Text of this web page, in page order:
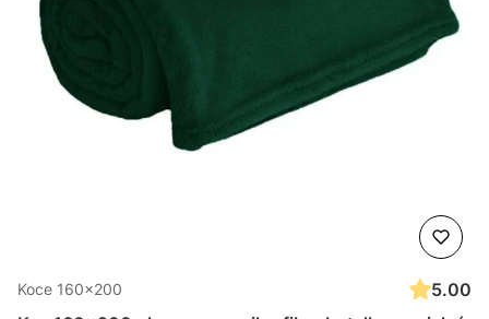
Koce 160x200
5.00